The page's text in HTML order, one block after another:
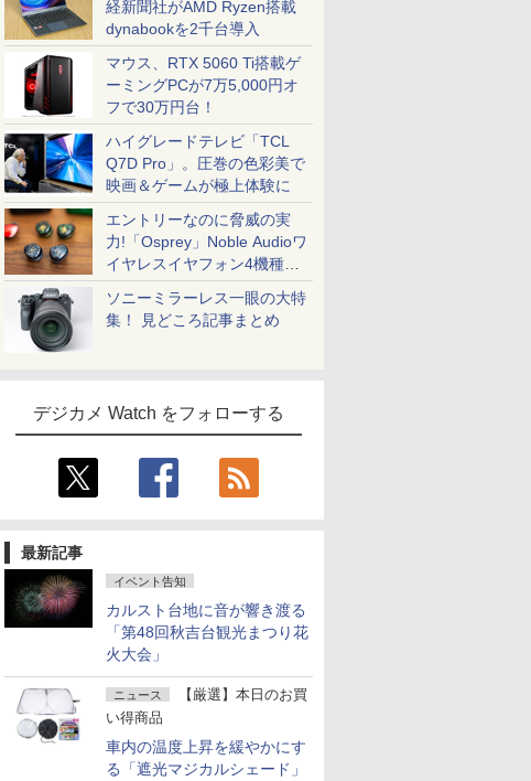
経新聞社がAMD Ryzen搭載
dynabookを2千台導入
マウス、RTX 5060 Ti搭載ゲ
ーミングPCが7万5,000円オ
フで30万円台！
ハイグレードテレビ「TCL
Q7D Pro」。圧巻の色彩美で
映画＆ゲームが極上体験に
エントリーなのに脅威の実
力!「Osprey」Noble Audioワ
イヤレスイヤフォン4機種を
一気に聴く
ソニーミラーレス一眼の大特
集！ 見どころ記事まとめ
デジカメ Watch をフォローする
最新記事
イベント告知
カルスト台地に音が響き渡る
「第48回秋吉台観光まつり花
火大会」
ニュース
【厳選】本日のお買
い得商品
車内の温度上昇を緩やかにす
る「遮光マジカルシェード」